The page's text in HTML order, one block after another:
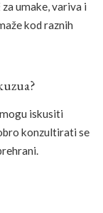
umake, variva i
kod raznih
iskusiti
konzultirati se